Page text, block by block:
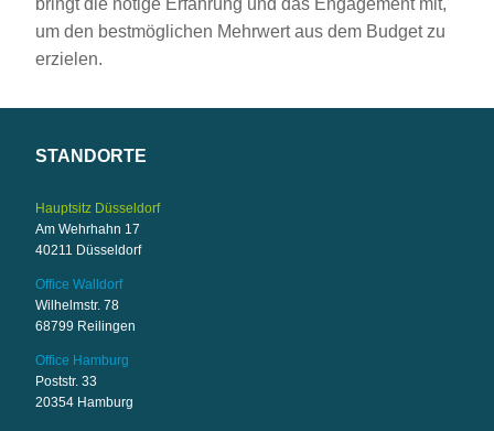
bringt die nötige Erfahrung und das Engagement mit,
um den bestmöglichen Mehrwert aus dem Budget zu
erzielen.
STANDORTE
Hauptsitz Düsseldorf
Am Wehrhahn 17
40211 Düsseldorf
Office Walldorf
Wilhelmstr. 78
68799 Reilingen
Office Hamburg
Poststr. 33
20354 Hamburg